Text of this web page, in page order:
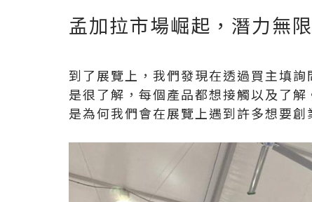
孟加拉市場崛起，潛力無限
到了展覽上，我們發現在透過買主填
是很了解，每個產品都想接觸以及了
是為何我們會在展覽上遇到許多想要創